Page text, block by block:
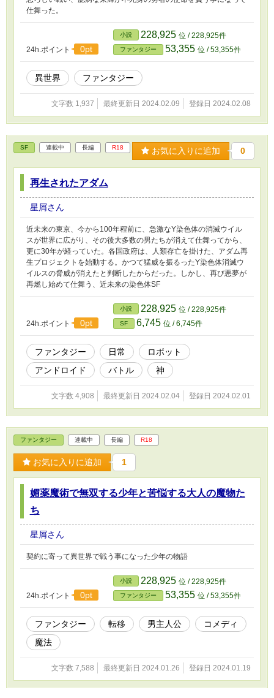
仕舞った。
24h.ポイント 0pt
小説 228,925 位 / 228,925件
ファンタジー 53,355 位 / 53,355件
異世界 ファンタジー
文字数 1,937 最終更新日 2024.02.09 登録日 2024.02.08
SF 連載中 長編 R18 お気に入りに追加 0
再生されたアダム
星屑さん
近未来の東京、今から100年程前に、急激なY染色体の消滅ウイル
スが世界に広がり、その後大多数の男たちが消えて仕舞ってから、
更に30年が経っていた。各国政府は、人類存亡を掛けた、アダム再
生プロジェクトを始動する。かつて猛威を振るったY染色体消滅ウ
イルスの脅威が消えたと判断したからだった。しかし、再び悪夢が
再燃し始めて仕舞う、近未来の染色体SF
24h.ポイント 0pt
小説 228,925 位 / 228,925件
SF 6,745 位 / 6,745件
ファンタジー 日常
ロボット
アンドロイド
バトル 神
文字数 4,908 最終更新日 2024.02.04 登録日 2024.02.01
ファンタジー 連載中 長編 R18
お気に入りに追加 1
媚薬魔術で無双する少年と苦悩する大人の魔物た
ち
星屑さん
契約に寄って異世界で戦う事になった少年の物語
24h.ポイント 0pt
小説 228,925 位 / 228,925件
ファンタジー 53,355 位 / 53,355件
ファンタジー 転移 男主人公
コメディ
魔法
文字数 7,588 最終更新日 2024.01.26 登録日 2024.01.19